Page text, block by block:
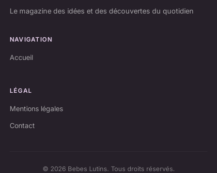
Le magazine des idées et des découvertes du quotidien
NAVIGATION
Accueil
LÉGAL
Mentions légales
Contact
© 2026 Bebes Lutins. Tous droits réservés.